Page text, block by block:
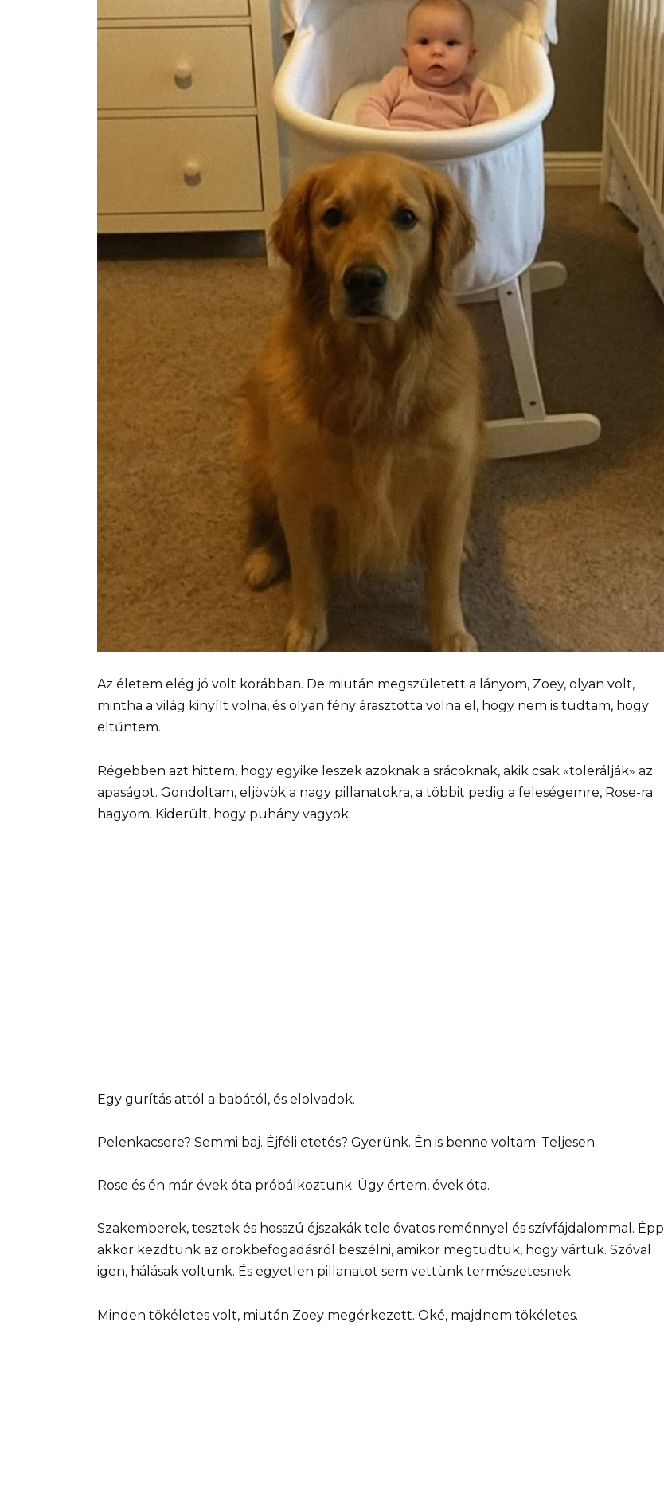
Az életem elég jó volt korábban. De miután megszületett a lányom, Zoey, olyan volt,
mintha a világ kinyílt volna, és olyan fény árasztotta volna el, hogy nem is tudtam, hogy
eltűntem.
Régebben azt hittem, hogy egyike leszek azoknak a srácoknak, akik csak «tolerálják» az
apaságot. Gondoltam, eljövök a nagy pillanatokra, a többit pedig a feleségemre, Rose-ra
hagyom. Kiderült, hogy puhány vagyok.
Egy gurítás attól a babától, és elolvadok.
Pelenkacsere? Semmi baj. Éjféli etetés? Gyerünk. Én is benne voltam. Teljesen.
Rose és én már évek óta próbálkoztunk. Úgy értem, évek óta.
Szakemberek, tesztek és hosszú éjszakák tele óvatos reménnyel és szívfájdalommal. Épp
akkor kezdtünk az örökbefogadásról beszélni, amikor megtudtuk, hogy vártuk. Szóval
igen, hálásak voltunk. És egyetlen pillanatot sem vettünk természetesnek.
Minden tökéletes volt, miután Zoey megérkezett. Oké, majdnem tökéletes.